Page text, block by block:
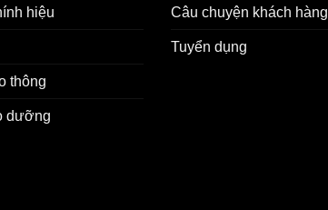
hiệu
thông
dưỡng
Câu chuyện khách hàng
Tuyển dụng